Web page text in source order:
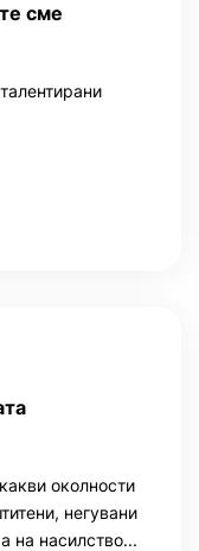
сме
околности
негувани
на насилство...